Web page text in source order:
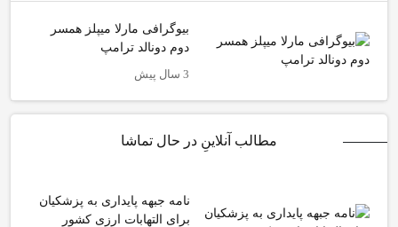
بیوگرافی مارلا میپلز همسر
دوم دونالد ترامپ
3 سال پیش
مطالب آنلاینِ در حال تماشا
نامه جبهه پایداری به پزشکیان
برای التهابات ارزی کشور